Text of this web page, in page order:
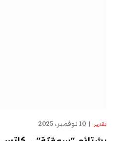
تقارير 10 نوفمبر، 2025